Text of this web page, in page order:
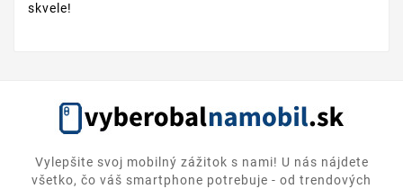
skvele!
Vylepšite svoj mobilný zážitok s nami! U nás nájdete
všetko, čo váš smartphone potrebuje - od trendových